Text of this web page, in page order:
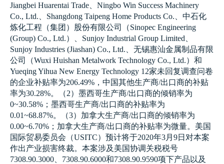
Jiangbei Huarentai Trade 、Ningbo Win Success Machinery
Co., Ltd.、 Shangdong Taipeng Home Products Co.
中石化
炼化工程 （集团 ） 股份有限公司 （Sinopec Engineering
(Group) Co., Ltd.）、 Sunjoy Industrial Group Limited
Sunjoy Industries (Jiashan) Co., Ltd.、 无锡惠汕金属制品有限
公司
（Wuxi Huishan Metalwork Technology Co., Ltd.） 和
Yueqing Yihua New Energy Technology 12家未回复调查问卷
的企业补贴率为206.49%， 中国其他生产商/出口商的补贴
率为30.28%。（2） 墨西哥生产商/出口商的倾销率为
0~30.58%； 墨西哥生产商/出口商的补贴率为
0.01~68.87%。（3） 加拿大生产商/出口商的倾销率为
0.00~6.70%； 加拿大生产商/出口商的补贴率为微量。 美国
国际贸易委员会 （USITC） 预计将于2020年3月 9日对本案
作出产业损害终裁。 本案涉及美国协调关税税号
7308.90.3000、7308.90.6000和7308.90.9590项下产品以及